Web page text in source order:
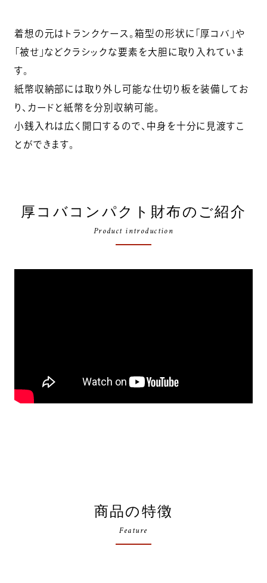
着想の元はトランクケース。箱型の形状に「厚コバ」や
「被せ」などクラシックな要素を大胆に取り入れていま
す。
紙幣収納部には取り外し可能な仕切り板を装備してお
り、カードと紙幣を分別収納可能。
小銭入れは広く開口するので、中身を十分に見渡すこ
とができます。
厚コバコンパクト財布のご紹介
Product introduction
商品の特徴
Feature